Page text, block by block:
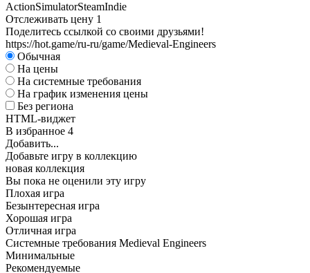
ActionSimulatorSteamIndie
Отслеживать цену 1
Поделитесь ссылкой со своими друзьями!
https://hot.game/ru-ru/game/Medieval-Engineers
Обычная
На цены
На системные требования
На график изменения цены
Без региона
HTML-виджет
В избранное 4
Добавить...
Добавьте игру в коллекцию
новая коллекция
Вы пока не оценили эту игру
Плохая игра
Безынтересная игра
Хорошая игра
Отличная игра
Системные требования Medieval Engineers
Минимальные
Рекомендуемые